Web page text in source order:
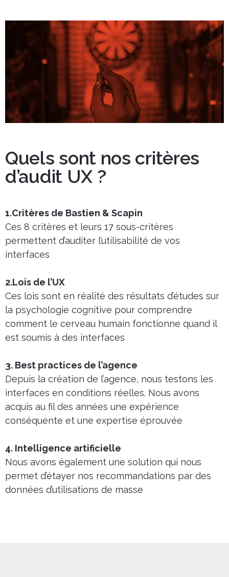
Quels sont nos critères
d’audit UX ?
1.Critères de Bastien & Scapin
Ces 8 critères et leurs 17 sous-critères
permettent d’auditer l’utilisabilité de vos
interfaces
2.Lois de l’UX
Ces lois sont en réalité des résultats d’études sur
la psychologie cognitive pour comprendre
comment le cerveau humain fonctionne quand il
est soumis à des interfaces
3. Best practices de l’agence
Depuis la création de l’agence, nous testons les
interfaces en conditions réelles. Nous avons
acquis au fil des années une expérience
conséquente et une expertise éprouvée
4. Intelligence artificielle
Nous avons également une solution qui nous
permet d’étayer nos recommandations par des
données d’utilisations de masse